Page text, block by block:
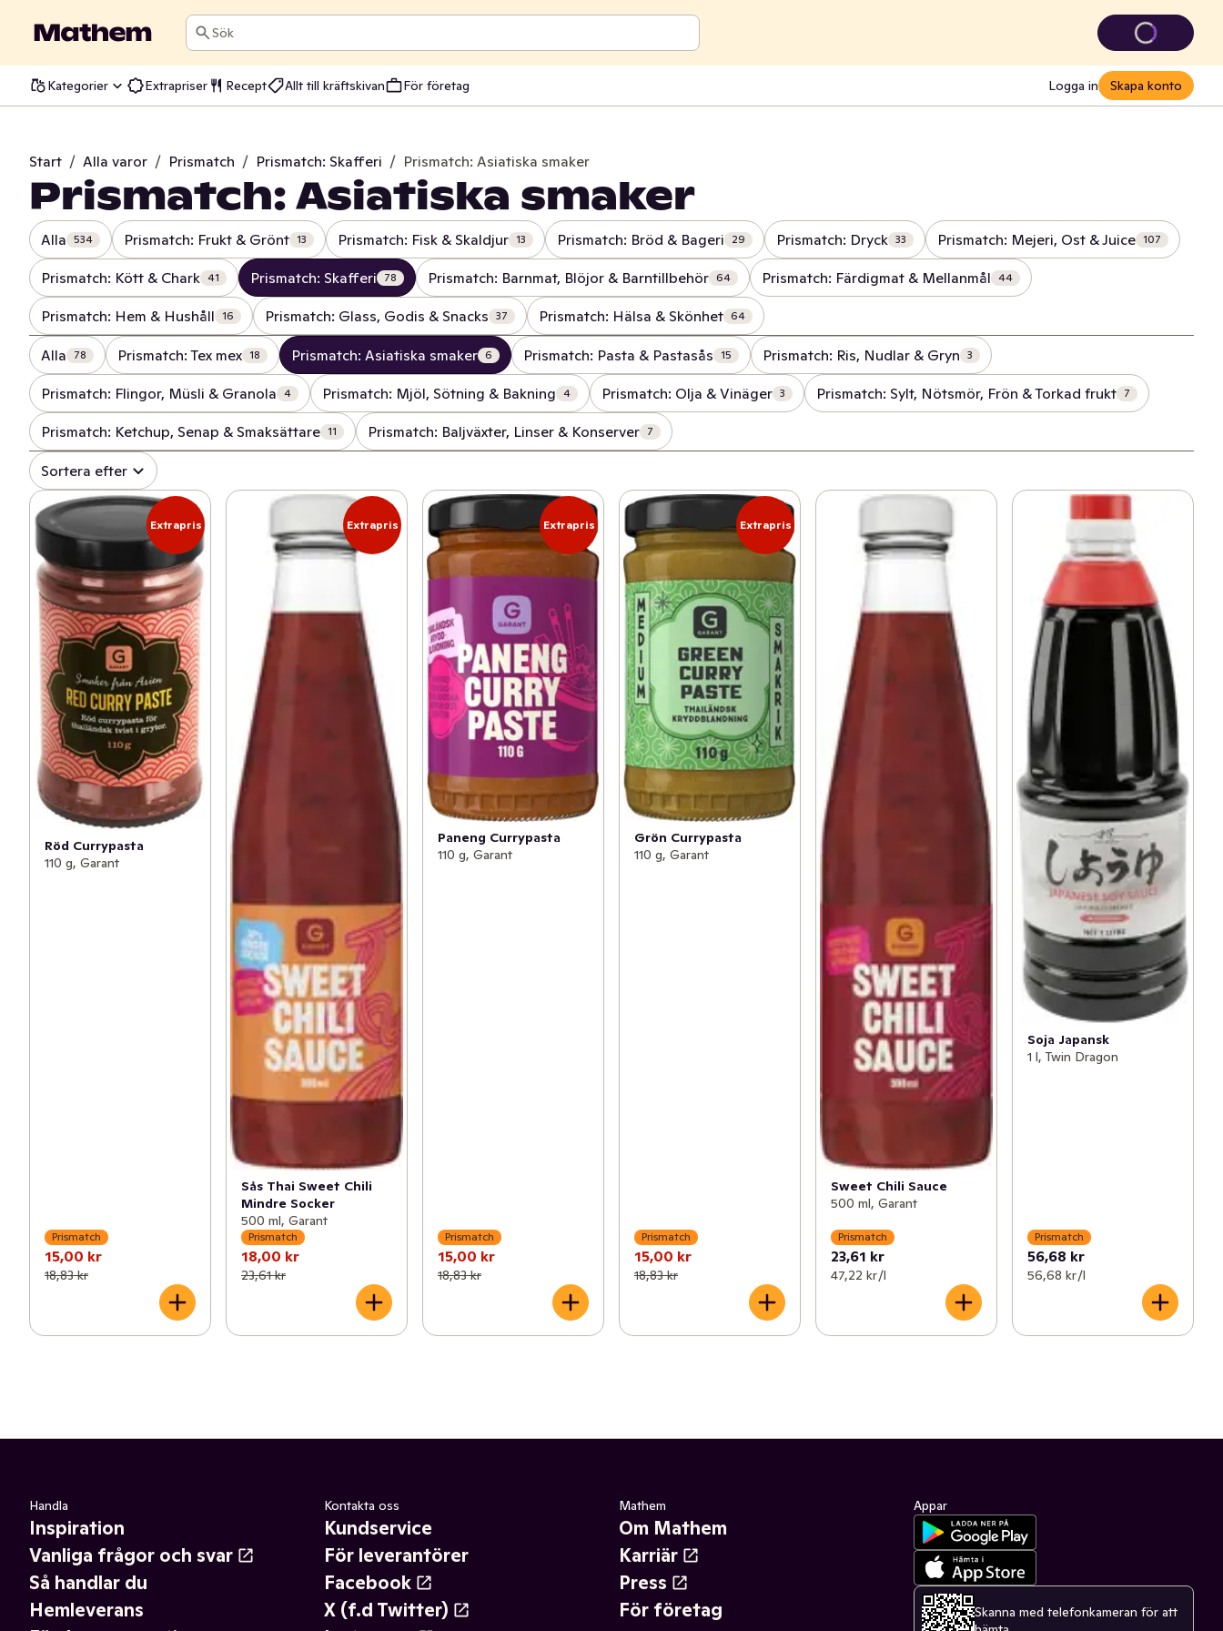
Sök
Kategorier Extrapriser Recept Allt till kräftskivan För företag Logga in Skapa konto
Start / Alla varor / Prismatch / Prismatch: Skafferi / Prismatch: Asiatiska smaker
Prismatch: Asiatiska smaker
Alla 534 Prismatch: Frukt & Grönt 13 Prismatch: Fisk & Skaldjur 13 Prismatch: Bröd & Bageri 29 Prismatch: Dryck 33 Prismatch: Mejeri, Ost & Juice 107
Prismatch: Kött & Chark 41 Prismatch: Skafferi 78 Prismatch: Barnmat, Blöjor & Barntillbehör 64 Prismatch: Färdigmat & Mellanmål 44
Prismatch: Hem & Hushåll 16 Prismatch: Glass, Godis & Snacks 37 Prismatch: Hälsa & Skönhet 64
Alla 78 Prismatch: Tex mex 18 Prismatch: Asiatiska smaker 6 Prismatch: Pasta & Pastasås 15 Prismatch: Ris, Nudlar & Gryn 3
Prismatch: Flingor, Müsli & Granola 4 Prismatch: Mjöl, Sötning & Bakning 4 Prismatch: Olja & Vinäger 3 Prismatch: Sylt, Nötsmör, Frön & Torkad frukt 7
Prismatch: Ketchup, Senap & Smaksättare 11 Prismatch: Baljväxter, Linser & Konserver 7
Sortera efter
Extrapris
Röd Currypasta
110 g, Garant
Prismatch
15,00 kr
18,83 kr
Extrapris
Sås Thai Sweet Chili
Mindre Socker
500 ml, Garant
Prismatch
18,00 kr
23,61 kr
Extrapris
Paneng Currypasta
110 g, Garant
Prismatch
15,00 kr
18,83 kr
Extrapris
Grön Currypasta
110 g, Garant
Prismatch
15,00 kr
18,83 kr
Sweet Chili Sauce
500 ml, Garant
Prismatch
23,61 kr
47,22 kr /l
Soja Japansk
1 l, Twin Dragon
Prismatch
56,68 kr
56,68 kr /l
Handla
Inspiration
Vanliga frågor och svar
Så handlar du
Hemleverans
Kontakta oss
Kundservice
För leverantörer
Facebook
X (f.d Twitter)
Mathem
Om Mathem
Karriär
Press
För företag
Appar
Skanna med telefonkameran för att